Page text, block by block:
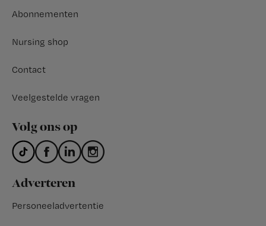
Abonnementen
Nursing shop
Contact
Veelgestelde vragen
Volg ons op
Adverteren
Personeeladvertentie